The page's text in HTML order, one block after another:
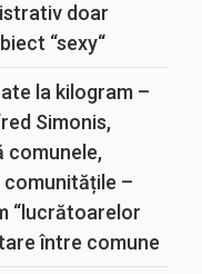
doar
“sexy“
la kilogram –
Simonis,
comunele,
comunitățile –
“lucrătoarelor
între comune